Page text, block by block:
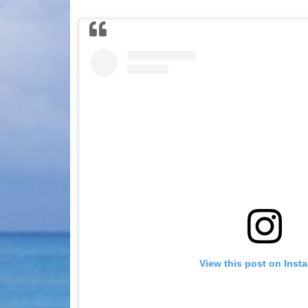
View this post on